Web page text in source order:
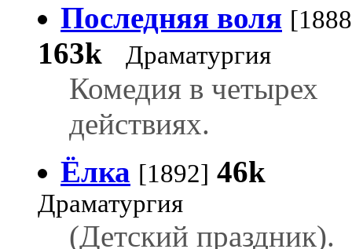
Последняя воля
163k Драматургия
Комедия в четырех
действиях.
Ёлка [1892] 46k
Драматургия
(Детский праздник).